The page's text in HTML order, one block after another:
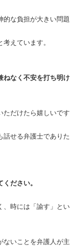
的な負担が大きい問題
えています。
なく不安を打ち明け
ただけたら嬉しいです
話せる弁護士でありた
ださい。
、時には「諭す」とい
ないことを弁護人が主